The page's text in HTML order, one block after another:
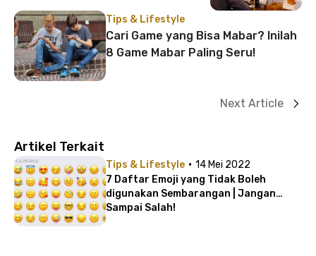
Tips & Lifestyle
Cari Game yang Bisa Mabar? Inilah
8 Game Mabar Paling Seru!
Next Article
Artikel Terkait
Tips & Lifestyle · 14 Mei 2022
7 Daftar Emoji yang Tidak Boleh
digunakan Sembarangan | Jangan
Sampai Salah!